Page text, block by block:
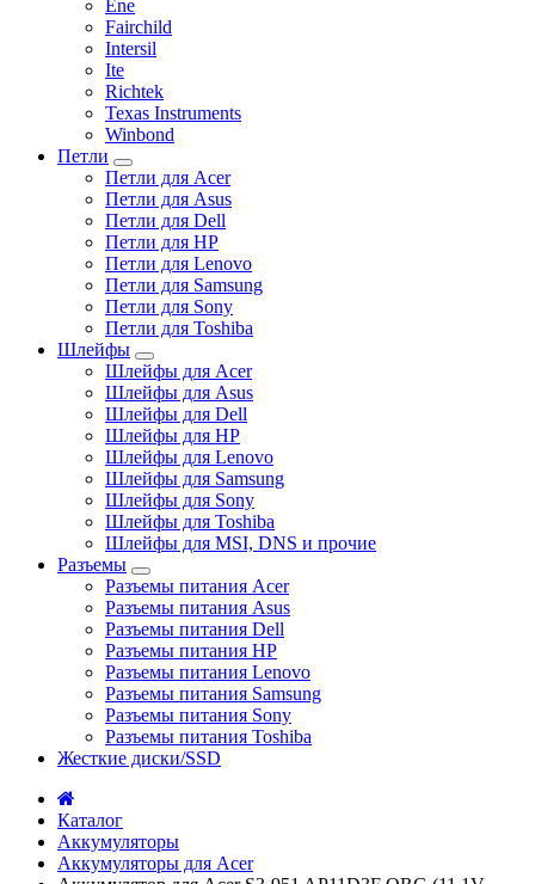
Ene
Fairchild
Intersil
Ite
Richtek
Texas Instruments
Winbond
Петли
Петли для Acer
Петли для Asus
Петли для Dell
Петли для HP
Петли для Lenovo
Петли для Samsung
Петли для Sony
Петли для Toshiba
Шлейфы
Шлейфы для Acer
Шлейфы для Asus
Шлейфы для Dell
Шлейфы для HP
Шлейфы для Lenovo
Шлейфы для Samsung
Шлейфы для Sony
Шлейфы для Toshiba
Шлейфы для MSI, DNS и прочие
Разъемы
Разъемы питания Acer
Разъемы питания Asus
Разъемы питания Dell
Разъемы питания HP
Разъемы питания Lenovo
Разъемы питания Samsung
Разъемы питания Sony
Разъемы питания Toshiba
Жесткие диски/SSD
Каталог
Аккумуляторы
Аккумуляторы для Acer